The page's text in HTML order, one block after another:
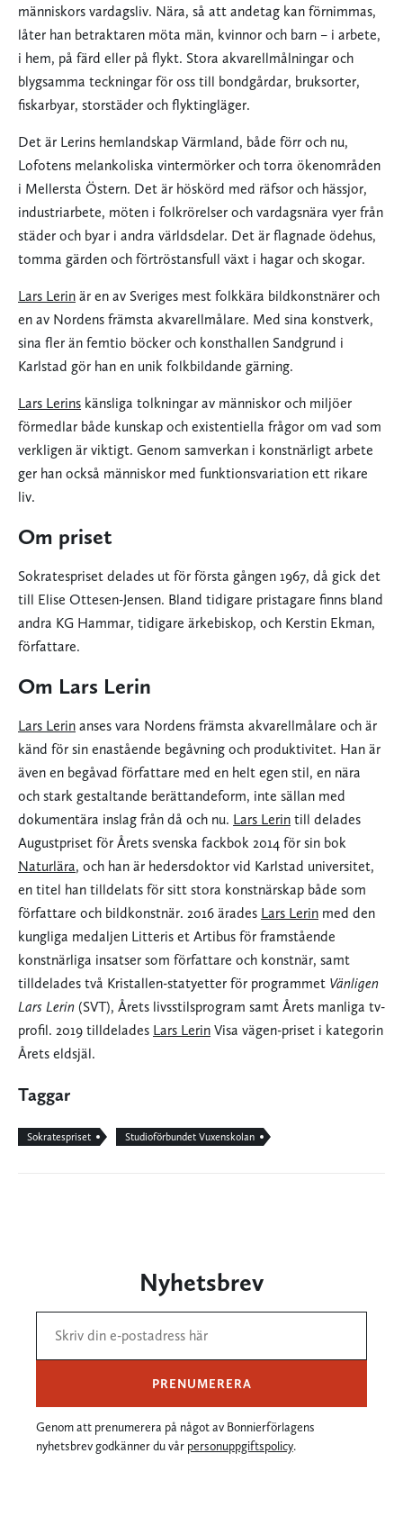
människors vardagsliv. Nära, så att andetag kan förnimmas,
låter han betraktaren möta män, kvinnor och barn – i arbete,
i hem, på färd eller på flykt. Stora akvarellmålningar och
blygsamma teckningar för oss till bondgårdar, bruksorter,
fiskarbyar, storstäder och flyktingläger.
Det är Lerins hemlandskap Värmland, både förr och nu,
Lofotens melankoliska vintermörker och torra ökenområden
i Mellersta Östern. Det är höskörd med räfsor och hässjor,
industriarbete, möten i folkrörelser och vardagsnära vyer från
städer och byar i andra världsdelar. Det är flagnade ödehus,
tomma gärden och förtröstansfull växt i hagar och skogar.
Lars Lerin är en av Sveriges mest folkkära bildkonstnärer och
en av Nordens främsta akvarellmålare. Med sina konstverk,
sina fler än femtio böcker och konsthallen Sandgrund i
Karlstad gör han en unik folkbildande gärning.
Lars Lerins känsliga tolkningar av människor och miljöer
förmedlar både kunskap och existentiella frågor om vad som
verkligen är viktigt. Genom samverkan i konstnärligt arbete
ger han också människor med funktionsvariation ett rikare
liv.
Om priset
Sokratespriset delades ut för första gången 1967, då gick det
till Elise Ottesen-Jensen. Bland tidigare pristagare finns bland
andra KG Hammar, tidigare ärkebiskop, och Kerstin Ekman,
författare.
Om Lars Lerin
Lars Lerin anses vara Nordens främsta akvarellmålare och är
känd för sin enastående begåvning och produktivitet. Han är
även en begåvad författare med en helt egen stil, en nära
och stark gestaltande berättandeform, inte sällan med
dokumentära inslag från då och nu. Lars Lerin till delades
Augustpriset för Årets svenska fackbok 2014 för sin bok
Naturlära, och han är hedersdoktor vid Karlstad universitet,
en titel han tilldelats för sitt stora konstnärskap både som
författare och bildkonstnär. 2016 ärades Lars Lerin med den
kungliga medaljen Litteris et Artibus för framstående
konstnärliga insatser som författare och konstnär, samt
tilldelades två Kristallen-statyetter för programmet Vänligen
Lars Lerin (SVT), Årets livsstilsprogram samt Årets manliga tv-
profil. 2019 tilldelades Lars Lerin Visa vägen-priset i kategorin
Årets eldsjäl.
Taggar
Sokratespriset Studioförbundet Vuxenskolan
Nyhetsbrev
PRENUMERERA
Genom att prenumerera på något av Bonnierförlagens
nyhetsbrev godkänner du vår personuppgiftspolicy.